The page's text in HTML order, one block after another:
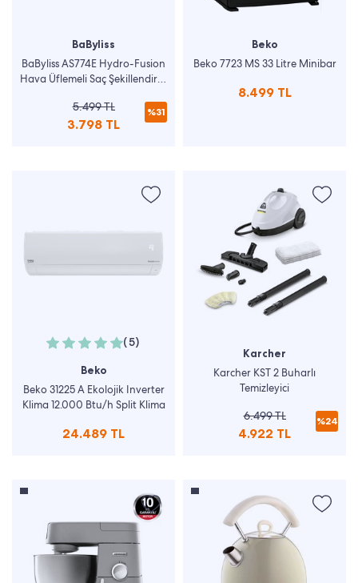
BaByliss
BaByliss AS774E Hydro-Fusion
Hava Üflemeli Saç Şekillendirici
5.499 TL
3.798 TL
%31
Beko
Beko 7723 MS 33 Litre Minibar
8.499 TL
(5)
Beko
Beko 31225 A Ekolojik Inverter
Klima 12.000 Btu/h Split Klima
24.489 TL
Karcher
Karcher KST 2 Buharlı
Temizleyici
6.499 TL
4.922 TL
%24